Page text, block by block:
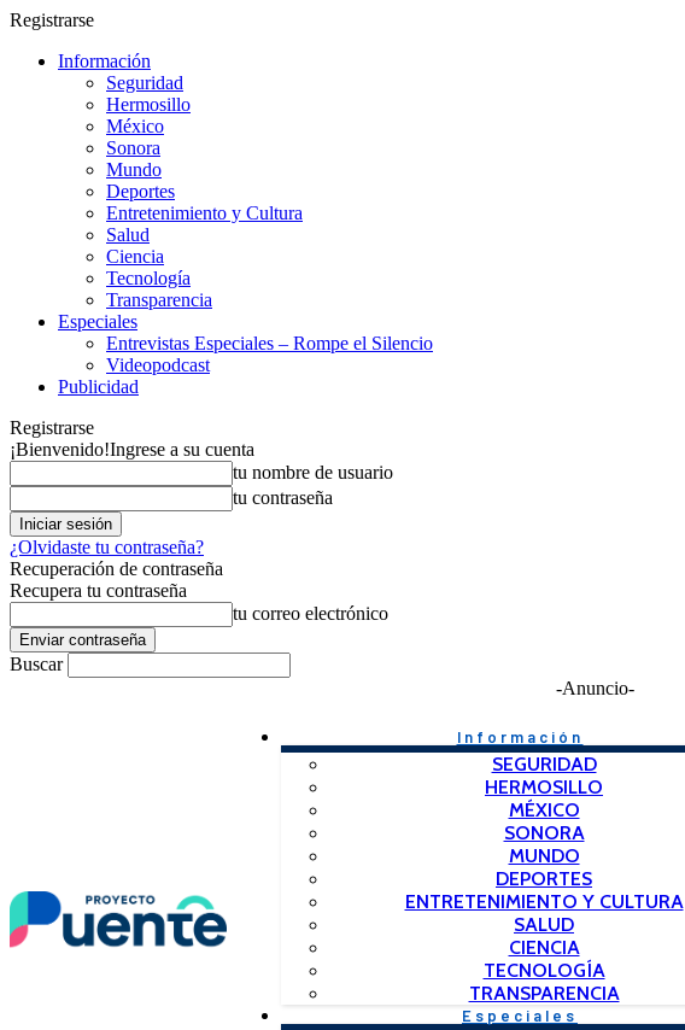
Registrarse
Información
Seguridad
Hermosillo
México
Sonora
Mundo
Deportes
Entretenimiento y Cultura
Salud
Ciencia
Tecnología
Transparencia
Especiales
Entrevistas Especiales – Rompe el Silencio
Videopodcast
Publicidad
Registrarse
¡Bienvenido!Ingrese a su cuenta
tu nombre de usuario
tu contraseña
¿Olvidaste tu contraseña?
Recuperación de contraseña
Recupera tu contraseña
tu correo electrónico
Buscar
-Anuncio-
Información
SEGURIDAD
HERMOSILLO
MÉXICO
SONORA
MUNDO
DEPORTES
ENTRETENIMIENTO Y CULTURA
SALUD
CIENCIA
TECNOLOGÍA
TRANSPARENCIA
Especiales